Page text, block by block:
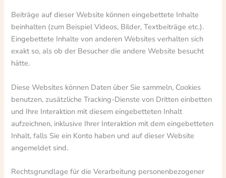
Beiträge auf dieser Website können eingebettete Inhalte
beinhalten (zum Beispiel Videos, Bilder, Textbeiträge etc.).
Eingebettete Inhalte von anderen Websites verhalten sich
exakt so, als ob der Besucher die andere Website besucht
hätte.
Diese Websites können Daten über Sie sammeln, Cookies
benutzen, zusätzliche Tracking-Dienste von Dritten einbetten
und Ihre Interaktion mit diesem eingebetteten Inhalt
aufzeichnen, inklusive Ihrer Interaktion mit dem eingebetteten
Inhalt, falls Sie ein Konto haben und auf dieser Website
angemeldet sind.
Rechtsgrundlage für die Verarbeitung personenbezogener